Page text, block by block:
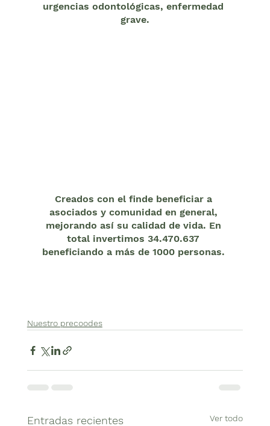
urgencias odontológicas, enfermedad
grave.
Creados con el finde beneficiar a
asociados y comunidad en general,
mejorando así su calidad de vida. En
total invertimos 34.470.637
beneficiando a más de 1000 personas.
Nuestro precoodes
Entradas recientes Ver todo